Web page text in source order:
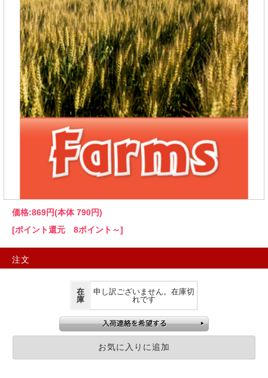
価格:869円(本体 790円)
[ポイント還元 8ポイント～]
注文
在
庫
申し訳ございません。在庫切
れです